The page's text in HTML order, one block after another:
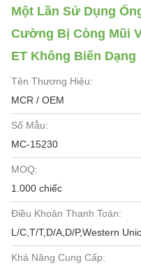
Một Lần Sử Dụng
Cường Bị Còng Mũi
ET Không Biến Dạng
Tên Thương Hiệu:
MCR / OEM
Số Mẫu:
MC-15230
MOQ:
1.000 chiếc
Điều Khoản Thanh Toán:
L/C,T/T,D/A,D/P,Western
Khả Năng Cung Cấp: